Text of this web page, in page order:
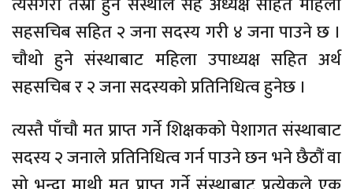
सहसचिब सहित २ जना सदस्य गरी ४ जना पाउने छ ।
चौथो हुने संस्थाबाट महिला उपाध्यक्ष सहित अर्थ
सहसचिब र २ जना सदस्यको प्रतिनिधित्व हुनेछ ।
त्यस्तै पाँचौ मत प्राप्त गर्ने शिक्षकको पेशागत संस्थाबाट
सदस्य २ जनाले प्रतिनिधित्व गर्न पाउने छन भने छैठौं वा